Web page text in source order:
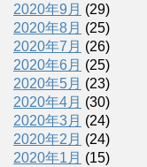
2020年9月 (29)
2020年8月 (25)
2020年7月 (26)
2020年6月 (25)
2020年5月 (23)
2020年4月 (30)
2020年3月 (24)
2020年2月 (24)
2020年1月 (15)